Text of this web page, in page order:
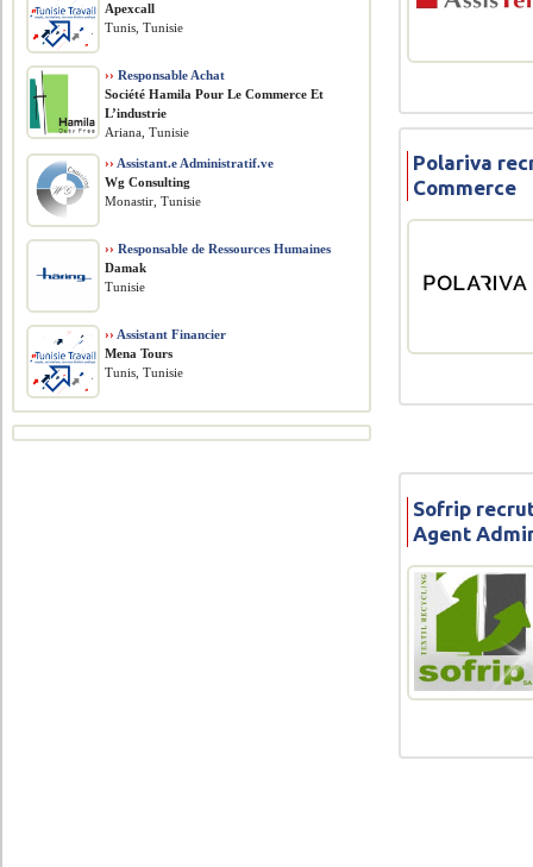
Polariva
Commerce
Sofrip
Agent
Apexcall
Tunis, Tunisie
›› Responsable Achat
Société Hamila Pour Le Commerce Et
L’industrie
Ariana, Tunisie
›› Assistant.e Administratif.ve
Wg Consulting
Monastir, Tunisie
›› Responsable de Ressources Humaines
Damak
Tunisie
›› Assistant Financier
Mena Tours
Tunis, Tunisie